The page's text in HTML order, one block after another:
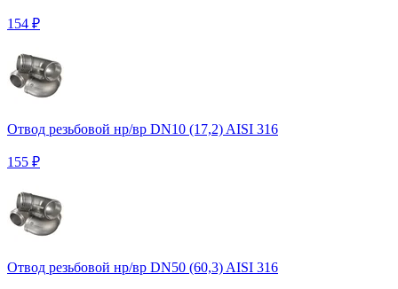
154 ₽
Отвод резьбовой нр/вр DN10 (17,2) AISI 316
155 ₽
Отвод резьбовой нр/вр DN50 (60,3) AISI 316